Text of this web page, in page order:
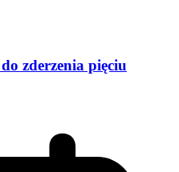
zderzenia pięciu